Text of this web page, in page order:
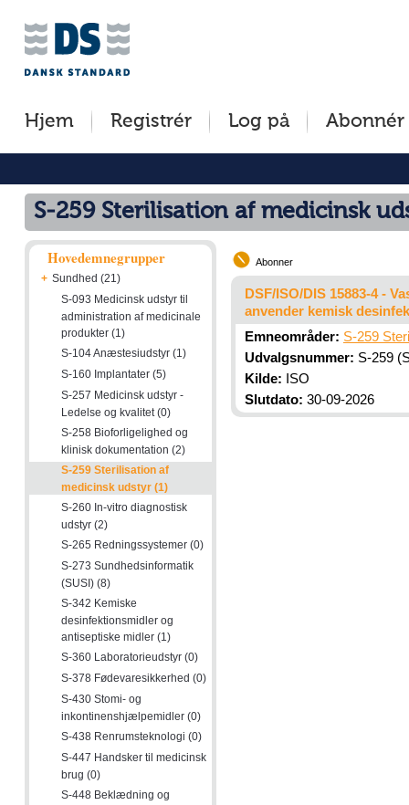
Jump
[s]
Tilgængelighed
Betingelser
Hjem Registrér Log på Abonnér
S-259 Sterilisation af medicinsk
Hovedemnegrupper
+ Sundhed (21)
S-093 Medicinsk udstyr til
administration af medicinale
produkter (1)
S-104 Anæstesiudstyr (1)
S-160 Implantater (5)
S-257 Medicinsk udstyr -
Ledelse og kvalitet (0)
S-258 Bioforligelighed og
klinisk dokumentation (2)
S-259 Sterilisation af
medicinsk udstyr (1)
S-260 In-vitro diagnostisk
udstyr (2)
S-265 Redningssystemer (0)
S-273 Sundhedsinformatik
(SUSI) (8)
S-342 Kemiske
desinfektionsmidler og
antiseptiske midler (1)
S-360 Laboratorieudstyr (0)
S-378 Fødevaresikkerhed (0)
S-430 Stomi- og
inkontinenshjælpemidler (0)
S-438 Renrumsteknologi (0)
S-447 Handsker til medicinsk
brug (0)
S-448 Beklædning og
Abonner
DSF/ISO/DIS 15883-4 -
anvender kemisk
Emneområder: S-259
Udvalgsnummer: S-259
Kilde: ISO
Slutdato: 30-09-2026